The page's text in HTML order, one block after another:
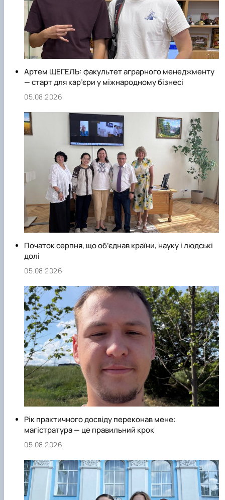
Артем ЩЕГЕЛЬ: факультет аграрного менеджменту
— старт для кар’єри у міжнародному бізнесі
05.08.2026
Початок серпня, що об’єднав країни, науку і людські
долі
05.08.2026
Рік практичного досвіду переконав мене:
магістратура — це правильний крок
05.08.2026